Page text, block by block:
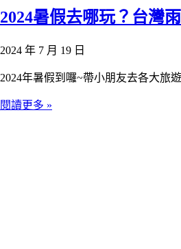
2024暑假去哪玩？台灣
2024 年 7 月 19 日
2024年暑假到囉~帶小朋友去各大旅
閱讀更多 »